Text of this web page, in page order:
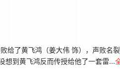
了黄飞鸿（姜大伟 饰），声败名
想到黄飞鸿反而传授给他了一套雷...